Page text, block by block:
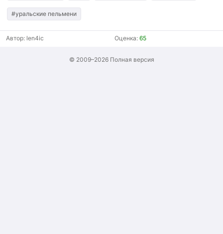
#уральские пельмени
Автор: len4ic Оценка: 65
© 2009–2026 Полная версия